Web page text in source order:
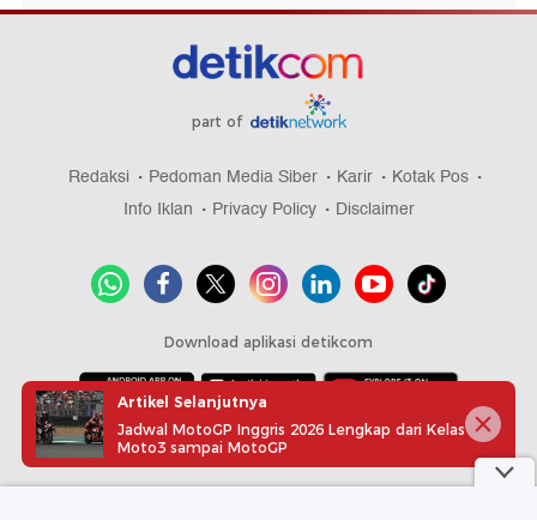
part of
Redaksi Pedoman Media Siber Karir
Kotak Pos
Info Iklan
Privacy Policy Disclaimer
Download aplikasi detikcom
Copyright @ 2026 detikcom, All right reserved
Artikel Selanjutnya
Jadwal MotoGP Inggris 2026 Lengkap dari Kelas
Moto3 sampai MotoGP